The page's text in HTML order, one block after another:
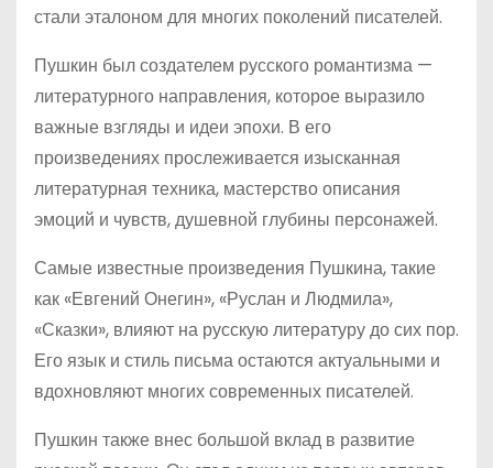
стали эталоном для многих поколений писателей.
Пушкин был создателем русского романтизма —
литературного направления, которое выразило
важные взгляды и идеи эпохи. В его
произведениях прослеживается изысканная
литературная техника, мастерство описания
эмоций и чувств, душевной глубины персонажей.
Самые известные произведения Пушкина, такие
как «Евгений Онегин», «Руслан и Людмила»,
«Сказки», влияют на русскую литературу до сих пор.
Его язык и стиль письма остаются актуальными и
вдохновляют многих современных писателей.
Пушкин также внес большой вклад в развитие